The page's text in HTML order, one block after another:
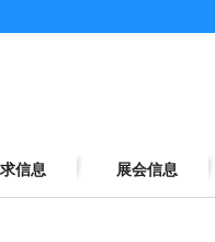
信息 展会信息